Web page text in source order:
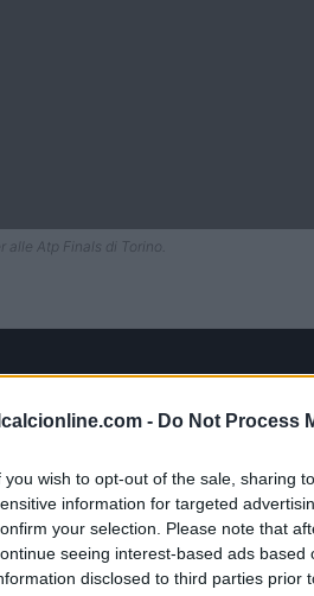
- Do Not Process
you wish to opt-out of the sale, sharing
information for targeted
your selection. Please note that
seeing interest-based ads
disclosed to third parties prior
Atp Finals di Torino.